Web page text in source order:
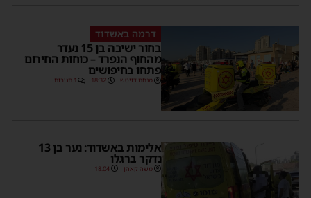
דרמה באשדוד
בחור ישיבה בן 15 נעדר
מהחוף הנפרד – כוחות החירום
פתחו בחיפושים
מנחם דויטש 18:32 1 תגובות
אלימות באשדוד: נער בן 13
נדקר ברגלו
משה קאהן 18:04